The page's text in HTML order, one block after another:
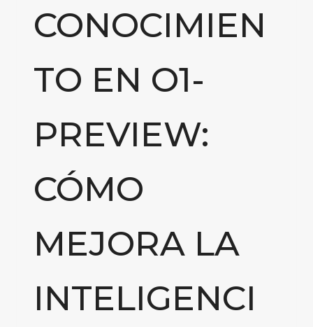
CONOCIMIEN
TO EN O1-
PREVIEW:
CÓMO
MEJORA LA
INTELIGENCI